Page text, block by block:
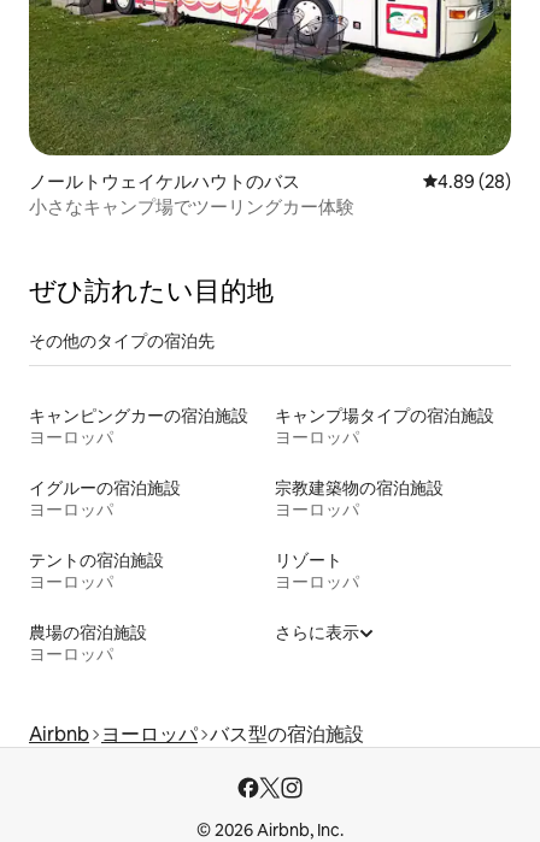
ノールトウェイケルハウトのバス レビュー28
4.89 (28)
小さなキャンプ場でツーリングカー体験
ぜひ訪⁠れ⁠た⁠い目⁠的⁠地
その他のタ⁠イ⁠プ⁠の宿⁠泊⁠先
キャンピングカーの宿泊施設
ヨーロッパ
キャンプ場タイプの宿泊施設
ヨーロッパ
イグルーの宿泊施設
ヨーロッパ
宗教建築物の宿泊施設
ヨーロッパ
テントの宿泊施設
ヨーロッパ
リゾート
ヨーロッパ
農場の宿泊施設
ヨーロッパ
さらに表示
Airbnb ヨーロッパ バス型の宿泊施設
© 2026 Airbnb, Inc.